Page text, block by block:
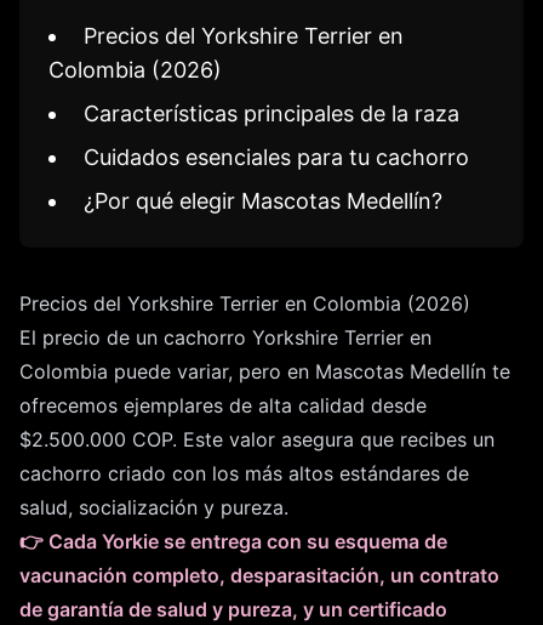
Precios del Yorkshire Terrier en
Colombia (2026)
Características principales de la raza
Cuidados esenciales para tu cachorro
¿Por qué elegir Mascotas Medellín?
Precios del Yorkshire Terrier en Colombia (2026)
El precio de un cachorro Yorkshire Terrier en
Colombia puede variar, pero en Mascotas Medellín te
ofrecemos ejemplares de alta calidad desde
$2.500.000 COP. Este valor asegura que recibes un
cachorro criado con los más altos estándares de
salud, socialización y pureza.
👉 Cada Yorkie se entrega con su esquema de
vacunación completo, desparasitación, un contrato
de garantía de salud y pureza, y un certificado